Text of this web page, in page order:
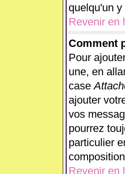
quelqu'un
Revenir en
Comment
Pour
une, en
case
ajouter
vos
pourrez
particulier
Revenir en